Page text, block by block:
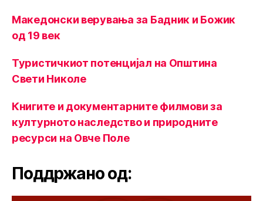
Македонски верувања за Бадник и Божик
од 19 век
Туристичкиот потенцијал на Општина
Свети Николе
Книгите и документарните филмови за
културното наследство и природните
ресурси на Овче Поле
Поддржано од: